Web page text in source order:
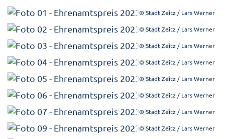
© Stadt Zeitz / Lars Werner
© Stadt Zeitz / Lars Werner
© Stadt Zeitz / Lars Werner
© Stadt Zeitz / Lars Werner
© Stadt Zeitz / Lars Werner
© Stadt Zeitz / Lars Werner
© Stadt Zeitz / Lars Werner
© Stadt Zeitz / Lars Werner